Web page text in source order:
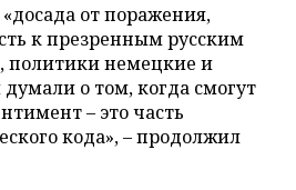
от поражения,
к презренным русским
политики немецкие и
о том, когда смогут
– это часть
кода», – продолжил